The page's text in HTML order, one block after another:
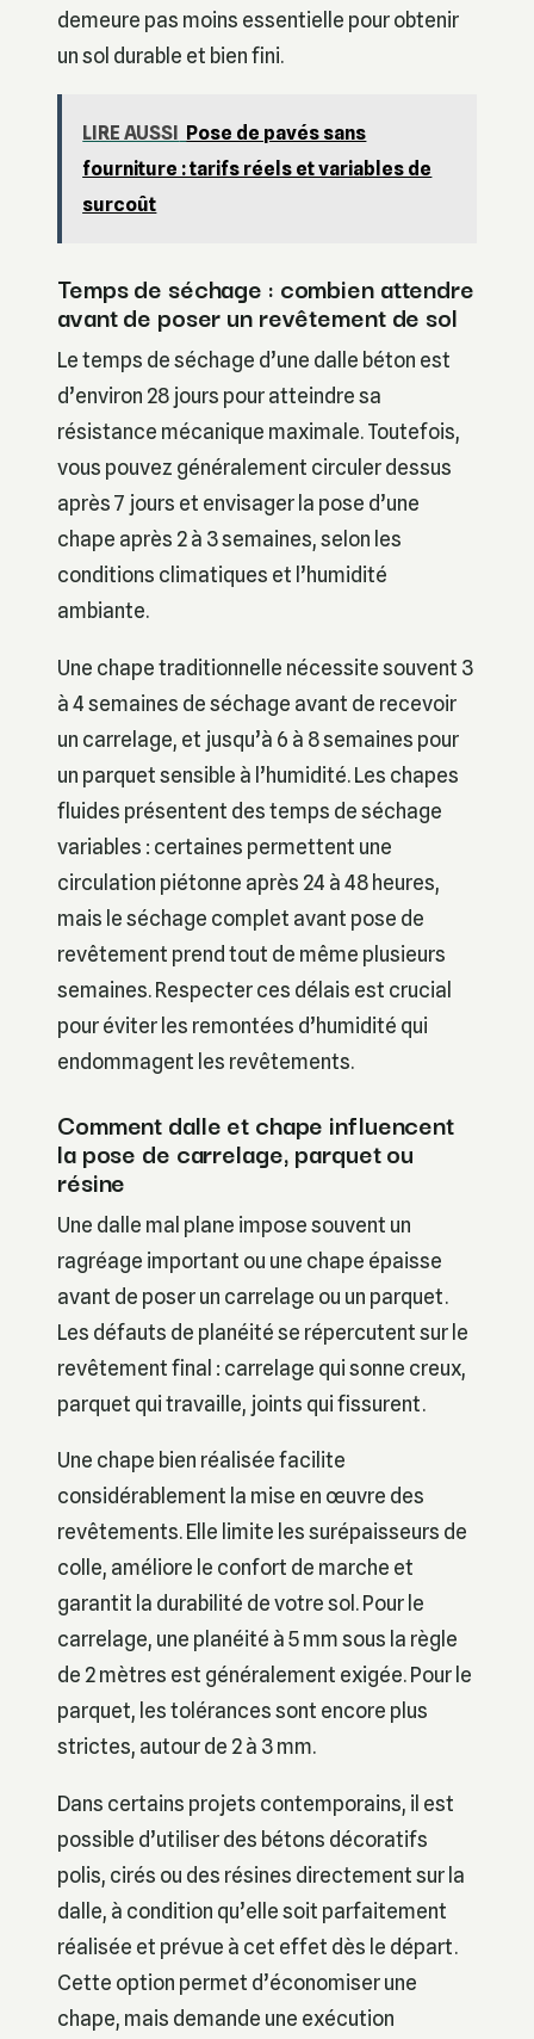
demeure pas moins essentielle pour obtenir
un sol durable et bien fini.
LIRE AUSSI
Pose de pavés sans
fourniture : tarifs réels et variables de
surcoût
Temps de séchage : combien attendre
avant de poser un revêtement de sol
Le temps de séchage d’une dalle béton est
d’environ 28 jours pour atteindre sa
résistance mécanique maximale. Toutefois,
vous pouvez généralement circuler dessus
après 7 jours et envisager la pose d’une
chape après 2 à 3 semaines, selon les
conditions climatiques et l’humidité
ambiante.
Une chape traditionnelle nécessite souvent 3
à 4 semaines de séchage avant de recevoir
un carrelage, et jusqu’à 6 à 8 semaines pour
un parquet sensible à l’humidité. Les chapes
fluides présentent des temps de séchage
variables : certaines permettent une
circulation piétonne après 24 à 48 heures,
mais le séchage complet avant pose de
revêtement prend tout de même plusieurs
semaines. Respecter ces délais est crucial
pour éviter les remontées d’humidité qui
endommagent les revêtements.
Comment dalle et chape influencent
la pose de carrelage, parquet ou
résine
Une dalle mal plane impose souvent un
ragréage important ou une chape épaisse
avant de poser un carrelage ou un parquet.
Les défauts de planéité se répercutent sur le
revêtement final : carrelage qui sonne creux,
parquet qui travaille, joints qui fissurent.
Une chape bien réalisée facilite
considérablement la mise en œuvre des
revêtements. Elle limite les surépaisseurs de
colle, améliore le confort de marche et
garantit la durabilité de votre sol. Pour le
carrelage, une planéité à 5 mm sous la règle
de 2 mètres est généralement exigée. Pour le
parquet, les tolérances sont encore plus
strictes, autour de 2 à 3 mm.
Dans certains projets contemporains, il est
possible d’utiliser des bétons décoratifs
polis, cirés ou des résines directement sur la
dalle, à condition qu’elle soit parfaitement
réalisée et prévue à cet effet dès le départ.
Cette option permet d’économiser une
chape, mais demande une exécution